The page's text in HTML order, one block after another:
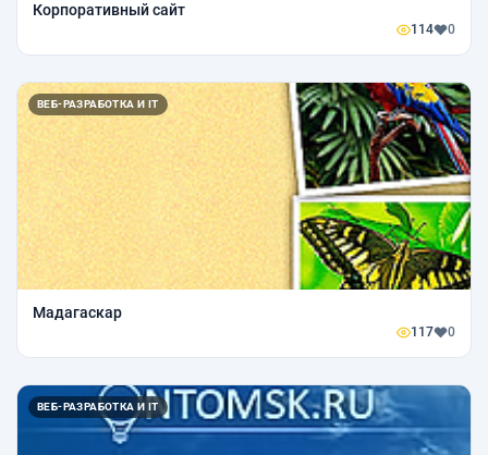
Корпоративный сайт
114 0
ВЕБ-РАЗРАБОТКА И IT
Мадагаскар
117 0
ВЕБ-РАЗРАБОТКА И IT